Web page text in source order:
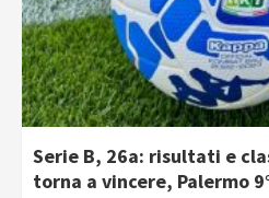
Serie B, 26a: risultati e
torna a vincere, Palermo